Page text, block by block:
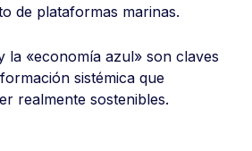
de plataformas marinas.
la «economía azul» son claves
sistémica que
realmente sostenibles.